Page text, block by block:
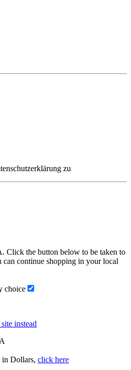
zu
Click the button below to be taken to
continue shopping in your local
choice
instead
in Dollars, click here